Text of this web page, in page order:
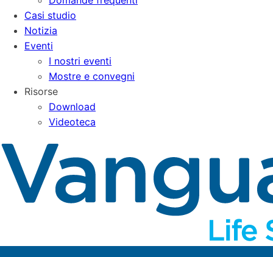
Casi studio
Notizia
Eventi
I nostri eventi
Mostre e convegni
Risorse
Download
Videoteca